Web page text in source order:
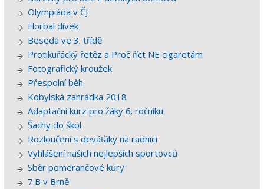
Olympiáda v ČJ
Florbal dívek
Beseda ve 3. třídě
Protikuřácký řetěz a Proč říct NE cigaretám
Fotografický kroužek
Přespolní běh
Kobylská zahrádka 2018
Adaptační kurz pro žáky 6. ročníku
Šachy do škol
Rozloučení s deváťáky na radnici
Vyhlášení našich nejlepších sportovců
Sběr pomerančové kůry
7.B v Brně